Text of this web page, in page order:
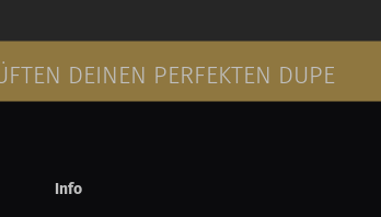
DEINEN PERFEKTEN DUPE
Info